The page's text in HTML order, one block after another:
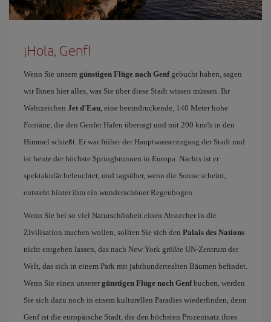
¡Hola, Genf!
Wenn Sie unsere günstigen Flüge nach Genfgebucht haben, sagen
wir Ihnen hier alles, was Sie über diese Stadt wissen müssen. Ihr
Wahrzeichen Jet d'Eau, eine beeindruckende, 140 Meter hohe
Fontäne, die den Genfer Hafen überragt und mit 200 km/h in den
Himmel schießt. Er war früher der Hauptwasserzugang der Stadt und
ist heute der höchste Springbrunnen in Europa. Nachts ist er
spektakulär beleuchtet, und tagsüber, wenn die Sonne scheint,
entsteht hinter ihm ein wunderschöner Regenbogen.
Wenn Sie bei so viel Naturschönheit einen Abstecher in die
Zivilisation machen wollen, sollten Sie sich den Palais des Nations
nicht entgehen lassen, das nach New York größte UN-Zentrum der
Welt, das sich in einem Park mit jahrhundertealten Bäumen befindet.
Wenn Sie einen unserer günstigen Flüge nach Genfbuchen, werden
Sie sich dazu noch in einem kulturellen Paradies wiederfinden, denn
Genf ist die europäische Stadt, die den höchsten Prozentsatz ihres